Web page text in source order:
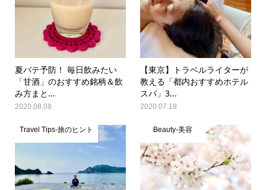
夏バテ予防！ 毎日飲みたい
「甘酒」のおすすめ銘柄＆飲
み方まと...
2020.08.08
【東京】トラベルライターが
教える「都内おすすめホテル
スパ」3...
2020.07.18
Travel Tips-旅のヒント Beauty-美容